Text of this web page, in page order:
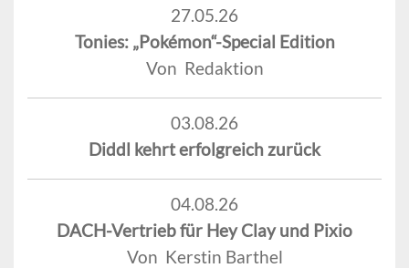
27.05.26
Tonies: „Pokémon“-Special Edition
Von Redaktion
03.08.26
Diddl kehrt erfolgreich zurück
04.08.26
DACH-Vertrieb für Hey Clay und Pixio
Von Kerstin Barthel